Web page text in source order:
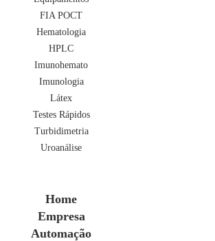
FIA POCT
Hematologia
HPLC
Imunohemato
Imunologia
Látex
Testes Rápidos
Turbidimetria
Uroanálise
Home
Empresa
Automação